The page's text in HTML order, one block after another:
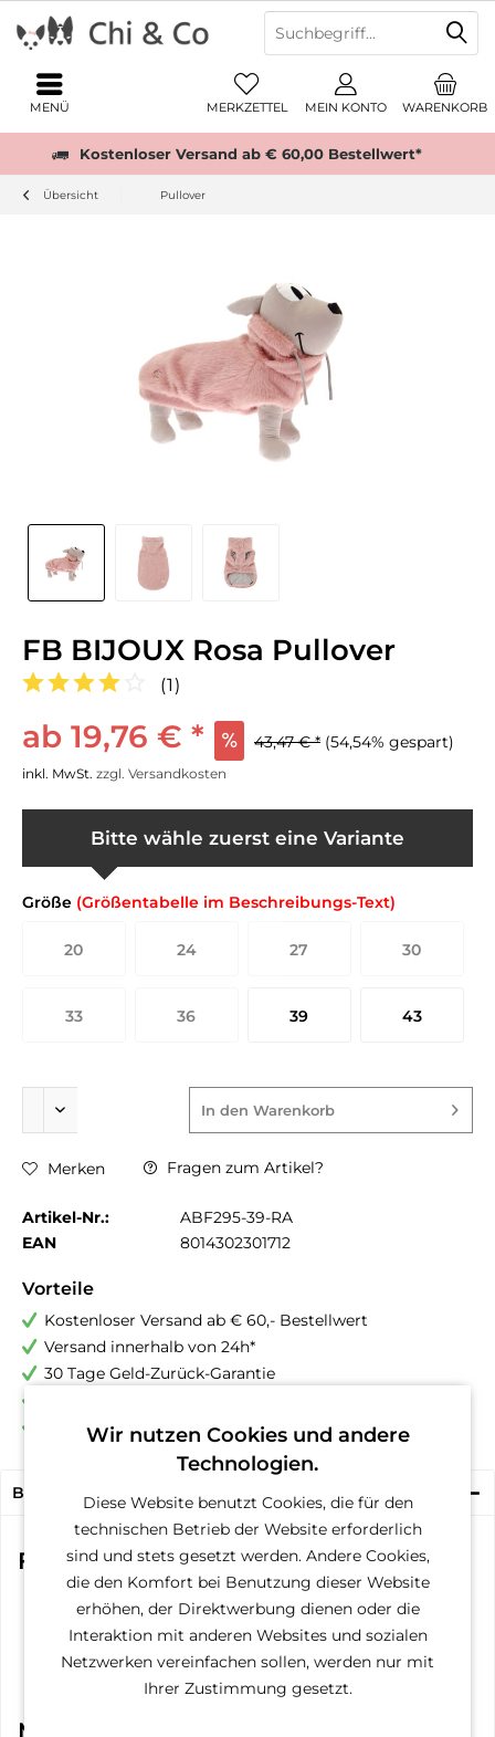
Kostenloser Versand ab € 60,00 Bestellwert*
MENÜ WARENKORB
MERKZETTEL MEIN KONTO
Übersicht Pullover
FB BIJOUX Rosa Pullover
(1)
ab 19,76 € * 43,47 € * (54,54% gespart)
inkl. MwSt. zzgl. Versandkosten
Bitte wähle zuerst eine Variante
Größe (Größentabelle im Beschreibungs-Text)
20 24 27 30
33 36 39 43
In den Warenkorb
Merken Fragen zum Artikel?
Artikel-Nr.:
ABF295-39-RA
EAN
8014302301712
Vorteile
Kostenloser Versand ab € 60,- Bestellwert
Versand innerhalb von 24h*
30 Tage Geld-Zurück-Garantie
Kauf auf Rechnung (Klarna)
Beschreibung
Funktionen
Loch zum Anleinen am Hals
Innenfutteer
Abnehmbare Beingurte
Material
Wir nutzen Cookies und andere
Technologien.
Diese Website benutzt Cookies, die für den
technischen Betrieb der Website erforderlich
sind und stets gesetzt werden. Andere Cookies,
die den Komfort bei Benutzung dieser Website
erhöhen, der Direktwerbung dienen oder die
Interaktion mit anderen Websites und sozialen
Netzwerken vereinfachen sollen, werden nur mit
Ihrer Zustimmung gesetzt.